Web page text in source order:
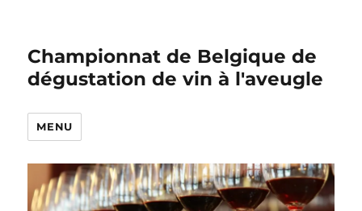
Championnat de Belgique de
dégustation de vin à l'aveugle
MENU